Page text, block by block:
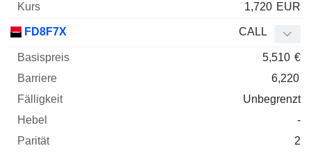
1,720 EUR
FD8F7X CALL
5,510 €
6,220
Unbegrenzt
-
2